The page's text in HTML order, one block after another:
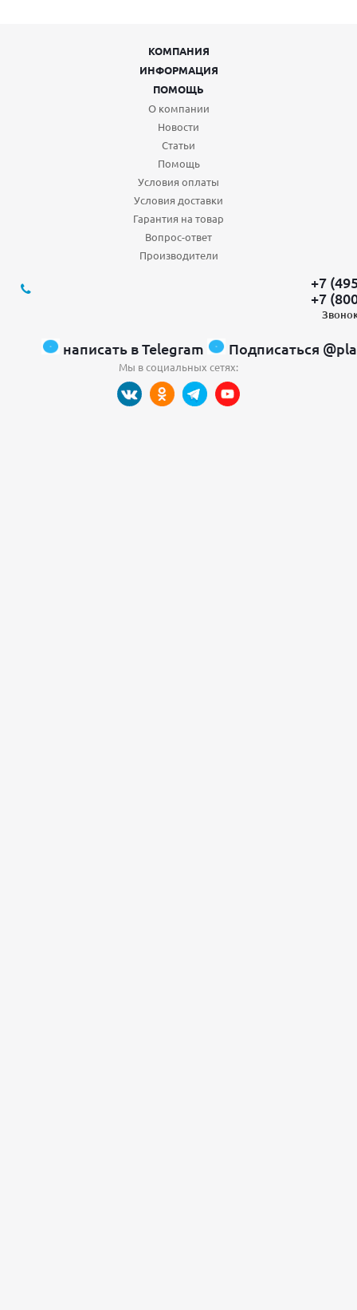
КОМПАНИЯ
ИНФОРМАЦИЯ
ПОМОЩЬ
О компании
Новости
Статьи
Помощь
Условия оплаты
Условия доставки
Гарантия на товар
Вопрос-ответ
Производители
+7
+7
написать в Telegram Подписаться
Мы в социальных сетях: